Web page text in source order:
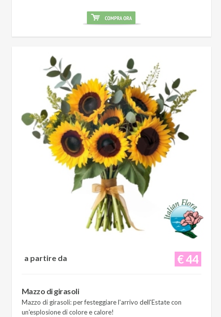
€ 44
a partire da
Mazzo di girasoli
Mazzo di girasoli: per festeggiare l'arrivo dell'Estate con
un'esplosione di colore e calore!